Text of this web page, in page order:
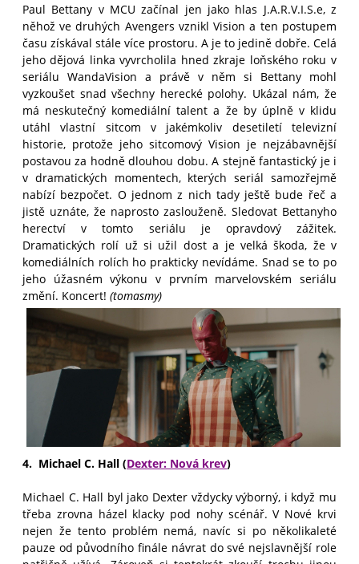
Paul Bettany v MCU začínal jen jako hlas J.A.R.V.I.S.e, z
něhož ve druhých Avengers vznikl Vision a ten postupem
času získával stále více prostoru. A je to jedině dobře. Celá
jeho dějová linka vyvrcholila hned zkraje loňského roku v
seriálu WandaVision a právě v něm si Bettany mohl
vyzkoušet snad všechny herecké polohy. Ukázal nám, že
má neskutečný komediální talent a že by úplně v klidu
utáhl vlastní sitcom v jakémkoliv desetiletí televizní
historie, protože jeho sitcomový Vision je nejzábavnější
postavou za hodně dlouhou dobu. A stejně fantastický je i
v dramatických momentech, kterých seriál samozřejmě
nabízí bezpočet. O jednom z nich tady ještě bude řeč a
jistě uznáte, že naprosto zaslouženě. Sledovat Bettanyho
herectví v tomto seriálu je opravdový zážitek.
Dramatických rolí už si užil dost a je velká škoda, že v
komediálních rolích ho prakticky nevídáme. Snad se to po
jeho úžasném výkonu v prvním marvelovském seriálu
změní. Koncert! (tomasmy)
4. Michael C. Hall (Dexter: Nová krev)
Michael C. Hall byl jako Dexter vždycky výborný, i když mu
třeba zrovna házel klacky pod nohy scénář. V Nové krvi
nejen že tento problém nemá, navíc si po několikaleté
pauze od původního finále návrat do své nejslavnější role